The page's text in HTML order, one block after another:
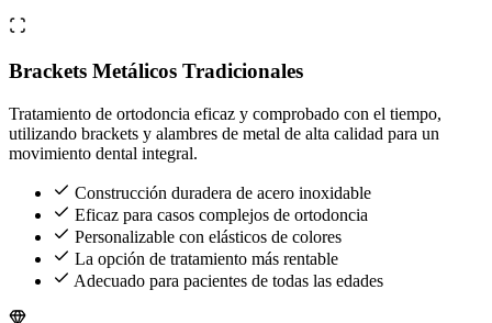
Brackets Metálicos Tradicionales
Tratamiento de ortodoncia eficaz y comprobado con el tiempo,
utilizando brackets y alambres de metal de alta calidad para un
movimiento dental integral.
Construcción duradera de acero inoxidable
Eficaz para casos complejos de ortodoncia
Personalizable con elásticos de colores
La opción de tratamiento más rentable
Adecuado para pacientes de todas las edades